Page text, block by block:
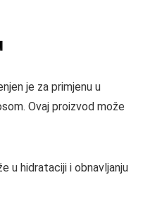
je za primjenu u
Ovaj proizvod može
u hidrataciji i obnavljanju